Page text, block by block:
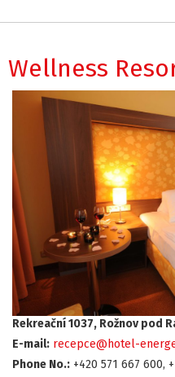
Wellness
Rekreační 1037, Rožnov pod
E-mail: recepce@hotel-
Phone No.: +420 571 667 600,